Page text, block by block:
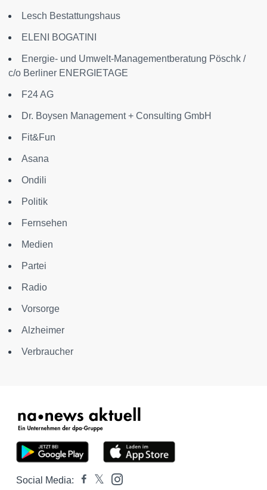
Lesch Bestattungshaus
ELENI BOGATINI
Energie- und Umwelt-Managementberatung Pöschk /
c/o Berliner ENERGIETAGE
F24 AG
Dr. Boysen Management + Consulting GmbH
Fit&Fun
Asana
Ondili
Politik
Fernsehen
Medien
Partei
Radio
Vorsorge
Alzheimer
Verbraucher
Social Media: